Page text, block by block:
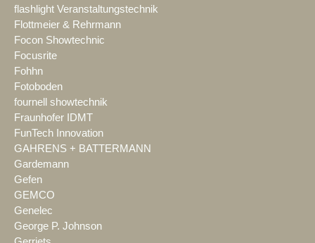
flashlight Veranstaltungstechnik
Flottmeier & Rehrmann
Focon Showtechnic
Focusrite
Fohhn
Fotoboden
fournell showtechnik
Fraunhofer IDMT
FunTech Innovation
GAHRENS + BATTERMANN
Gardemann
Gefen
GEMCO
Genelec
George P. Johnson